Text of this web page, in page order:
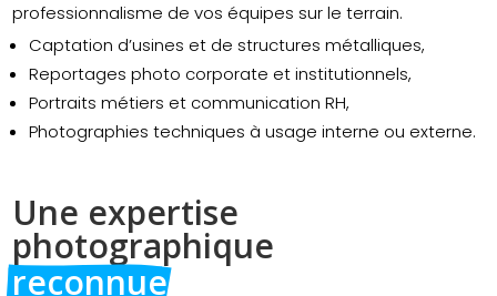
professionnalisme de vos équipes sur le terrain.
Captation d’usines et de structures métalliques,
Reportages photo corporate et institutionnels,
Portraits métiers et communication RH,
Photographies techniques à usage interne ou externe.
Une expertise
photographique
reconnue